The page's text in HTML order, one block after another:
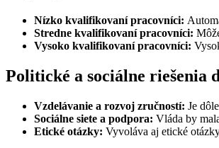
Nízko kvalifikovaní pracovníci:
Stredne kvalifikovaní pracovníci:
Vysoko kvalifikovaní pracovníci:
Politické a sociálne riešenia
Vzdelávanie a rozvoj zručností: Je
Sociálne siete a podpora: Vláda by
Etické otázky: Vyvoláva aj etické